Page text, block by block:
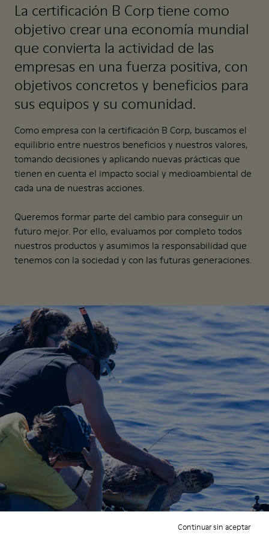
Continuar sin aceptar
La certificación B Corp tiene como
objetivo crear una economía mundial
que convierta la actividad de las
empresas en una fuerza positiva, con
objetivos concretos y beneficios para
sus equipos y su comunidad.
Como empresa con la certificación B Corp, buscamos el
equilibrio entre nuestros beneficios y nuestros valores,
tomando decisiones y aplicando nuevas prácticas que
tienen en cuenta el impacto social y medioambiental de
cada una de nuestras acciones.
Queremos formar parte del cambio para conseguir un
futuro mejor. Por ello, evaluamos por completo todos
nuestros productos y asumimos la responsabilidad que
tenemos con la sociedad y con las futuras generaciones.